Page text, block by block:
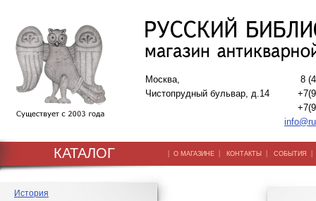
Москва,
Чистопрудный бульвар, д.14
8
КАТАЛОГ | О МАГАЗИНЕ | КОНТАКТЫ | СОБЫТИЯ
История